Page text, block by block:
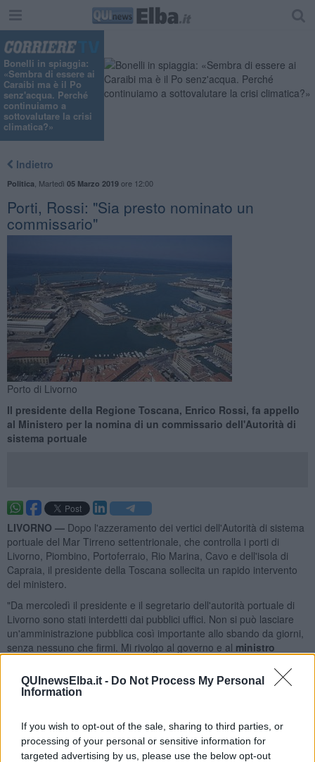
QUInewsElba.it - Do Not Process My Personal
Information
If you wish to opt-out of the sale, sharing to third parties, or
processing of your personal or sensitive information for
targeted advertising by us, please use the below opt-out
Bonelli in spiaggia:
«Sembra di essere ai
Caraibi ma è il Po
senz'acqua. Perché
continuiamo a
sottovalutare la crisi
climatica?»
Indietro
Politica Martedì 05 Marzo 2019ore 12:00
Porti, Rossi: "Sia presto nominato un
commissario"
Porto di Livorno
Il presidente della Regione Toscana, Enrico Rossi, fa appello
al Ministero per la nomina di un commissario dell'Autorità di
sistema portuale
LIVORNO — Dopo l'azzeramento dei vertici dell'Autorità di sistema
portuale del Mar Tirreno settentrionale, che controlla i porti di
Livorno, Piombino, Portoferraio, Rio Marina, Cavo e dell'isola di
Capraia, il presidente della Toscana sollecita un rapido intervento
del ministero.
"Da mercoledì il presidente e il segretario dell'autorità portuale di
Livorno sono stati interdetti dai pubblici uffici. Non si può lasciare
un'amministrazione pubblica così importante allo sbando da giorni,
senza nessuno che firmi. Mi rivolgo al governo e al ministro
presidente della Regione Toscana - : vi prego di nominare un
commissario adeguato e volenteroso. Il porto e la città di Livorno e